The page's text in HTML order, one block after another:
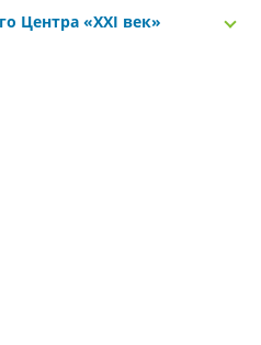
Центра «‎XXI век»